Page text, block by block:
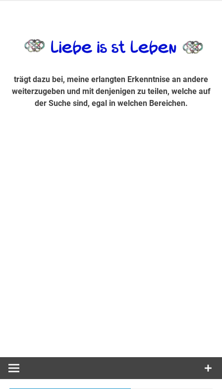
Suche sind, egal in welchen Bereichen.
trägt dazu bei, meine erlangten Erkenntnise an andere
weiterzugeben und mit denjenigen zu teilen, welche auf
der Suche sind, egal in welchen Bereichen.